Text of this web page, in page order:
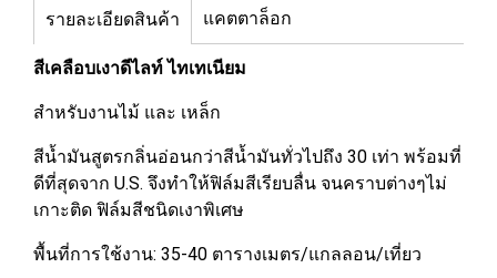
รายละเอียดสินค้า แคตตาล็อก
สีเคลือบเงาดีไลท์ ไทเทเนียม
สำหรับงานไม้ และ เหล็ก
สีน้ำมันสูตรกลิ่นอ่อนกว่าสีน้ำมันทั่วไปถึง 30 เท่า พร้อมที่
ดีที่สุดจาก U.S. จึงทำให้ฟิล์มสีเรียบลื่น จนคราบต่างๆไม่
เกาะติด ฟิล์มสีชนิดเงาพิเศษ
พื้นที่การใช้งาน: 35-40 ตารางเมตร/แกลลอน/เที่ยว